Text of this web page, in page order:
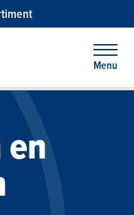
Menu
Menu